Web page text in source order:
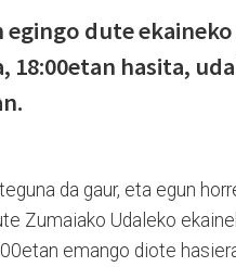
dute
18:00etan hasita,
da gaur, eta egun
Zumaiako Udaleko
emango diote